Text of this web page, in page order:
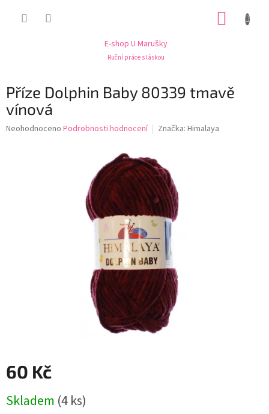
E-shop U Marušky
Ruční práce s láskou
Příze Dolphin Baby 80339 tmavě
vínová
Průměrné
Neohodnoceno Podrobnosti hodnocení Značka: Himalaya
60 Kč
cena:
Skladem (4 ks)